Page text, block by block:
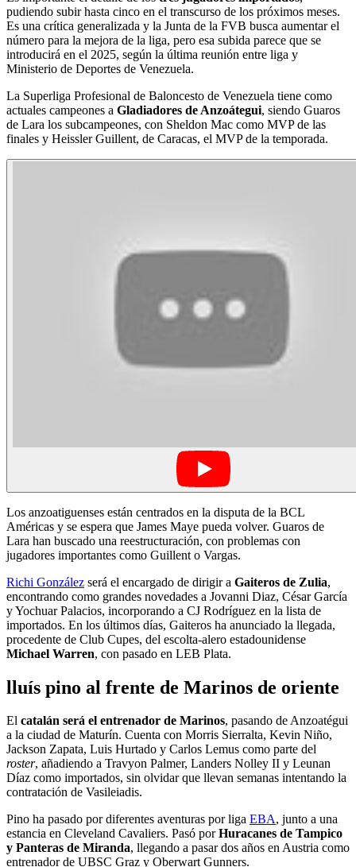
pudiendo subir hasta cinco en el transcurso de los próximos meses.
Es una crítica generalizada y la Junta de la FVB busca aumentar el
número para la mejora de la liga, pero esa subida parece que se
introducirá en el 2025, según la última reunión entre liga y
Ministerio de Deportes de Venezuela.
La Superliga Profesional de Baloncesto de Venezuela tiene como
actuales campeones a Gladiadores de Anzoátegui, siendo Guaros
de Lara los subcampeones, con Sheldon Mac como MVP de las
finales y Heissler Guillent, de Caracas, el MVP de la temporada.
Los anzoatiguenses están centrados en la disputa de la BCL
Américas y se espera que James Maye pueda volver. Guaros de
Lara han buscado una reestructuración, con problemas con
jugadores importantes como Guillent o Vargas.
Richi González será el encargado de dirigir a Gaiteros de Zulia,
encontrando como grandes novedades a Jovanni Diaz, César García
y Yochuar Palacios, incorporando a CJ Rodríguez en la lista de
importados. En los últimos días, Gaiteros ha anunciado la llegada,
procedente de Club Cupes, del escolta-alero estadounidense
Michael Warren, con pasado en LEB Plata.
lluís pino al frente de Marinos de oriente
El catalán será el entrenador de Marinos, pasando de Anzoatégui
a la ciudad de Maturín. Cuenta con Morris Sierralta, Kevin Niño,
Jackson Zapata, Luis Hurtado y Carlos Lemus como parte del
roster, añadiendo a Travyon Palmer, Landers Nolley II y Leunan
Díaz como importados, sin olvidar que llevan semanas intentando la
contratación de Vasileiadis.
Pino ha pasado por diferentes aventuras por liga EBA, junto a una
estancia en Cleveland Cavaliers. Pasó porHuracanes de Tampico
y Panteras de Miranda, llegando a pasar dos años en Austria como
entrenador de UBSC Graz y Oberwart Gunners.